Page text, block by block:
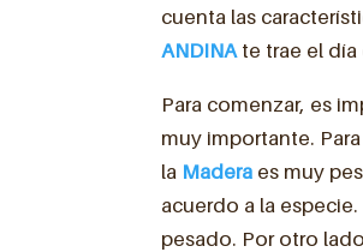
cuenta las
ANDINA te trae el
Para comenzar, es
muy importante.
la Madera es muy
acuerdo a la
pesado. Por otro